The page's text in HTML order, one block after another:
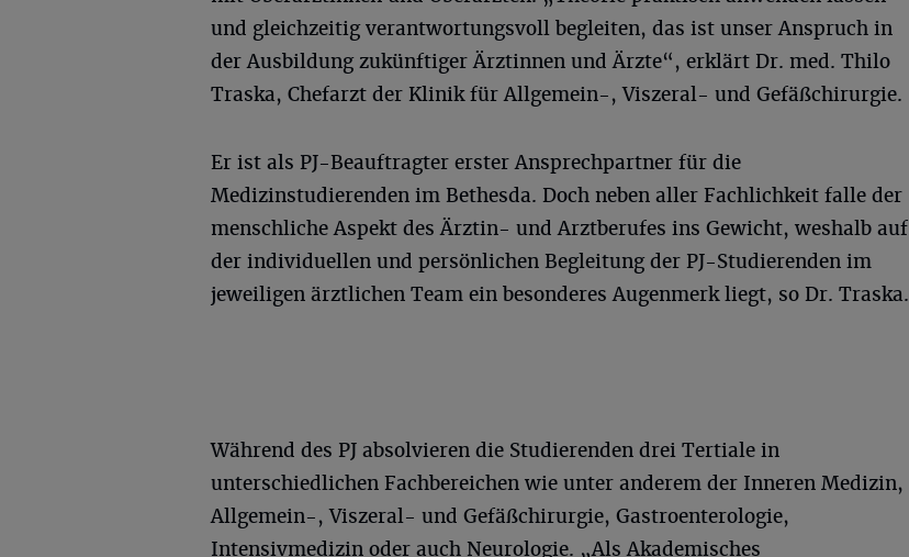
und gleichzeitig verantwortungsvoll begleiten, das ist unser Anspruch in
der Ausbildung zukünftiger Ärztinnen und Ärzte“, erklärt Dr. med. Thilo
Traska, Chefarzt der Klinik für Allgemein-, Viszeral- und Gefäßchirurgie.
Er ist als PJ-Beauftragter erster Ansprechpartner für die
Medizinstudierenden im Bethesda. Doch neben aller Fachlichkeit falle der
menschliche Aspekt des Ärztin- und Arztberufes ins Gewicht, weshalb auf
der individuellen und persönlichen Begleitung der PJ-Studierenden im
jeweiligen ärztlichen Team ein besonderes Augenmerk liegt, so Dr. Traska.
Während des PJ absolvieren die Studierenden drei Tertiale in
unterschiedlichen Fachbereichen wie unter anderem der Inneren Medizin,
Allgemein-, Viszeral- und Gefäßchirurgie, Gastroenterologie,
Intensivmedizin oder auch Neurologie. „Als Akademisches